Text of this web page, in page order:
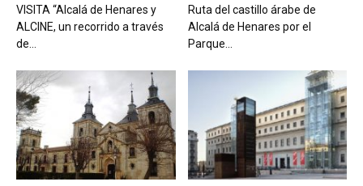
VISITA “Alcalá de Henares y
ALCINE, un recorrido a través
de...
Ruta del castillo árabe de
Alcalá de Henares por el
Parque...